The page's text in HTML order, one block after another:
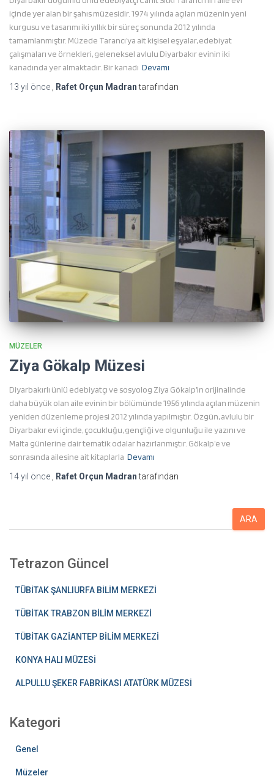
içinde yer alan bir şahıs müzesidir. 1974 yılında açılan müzenin yeni
kurgusu ve tasarımı iki yıllık bir süreç sonunda 2012 yılında
tamamlanmıştır. Müzede Tarancı’ya ait kişisel eşyalar, edebiyat
çalışmaları ve örnekleri, geleneksel avlulu Diyarbakır evinin iki
kanadında yer almaktadır. Bir kanadı Devamı
13 yıl önce Rafet Orçun Madrantarafından
MÜZELER
Ziya Gökalp Müzesi
Diyarbakırlı ünlü edebiyatçı ve sosyolog Ziya Gökalp’in orijinalinde
daha büyük olan aile evinin bir bölümünde 1956 yılında açılan müzenin
yeniden düzenleme projesi 2012 yılında yapılmıştır. Özgün, avlulu bir
Diyarbakır evi içinde, çocukluğu, gençliği ve olgunluğu ile yazını ve
Malta günlerine dair tematik odalar hazırlanmıştır. Gökalp’e ve
sonrasında ailesine ait kitaplarla Devamı
14 yıl önce Rafet Orçun Madrantarafından
r
ARA
Tetrazon Güncel
TÜBİTAK ŞANLIURFA BİLİM MERKEZİ
TÜBİTAK TRABZON BİLİM MERKEZİ
TÜBİTAK GAZİANTEP BİLİM MERKEZİ
KONYA HALI MÜZESİ
ALPULLU ŞEKER FABRİKASI ATATÜRK MÜZESİ
Kategori
Genel
Müzeler